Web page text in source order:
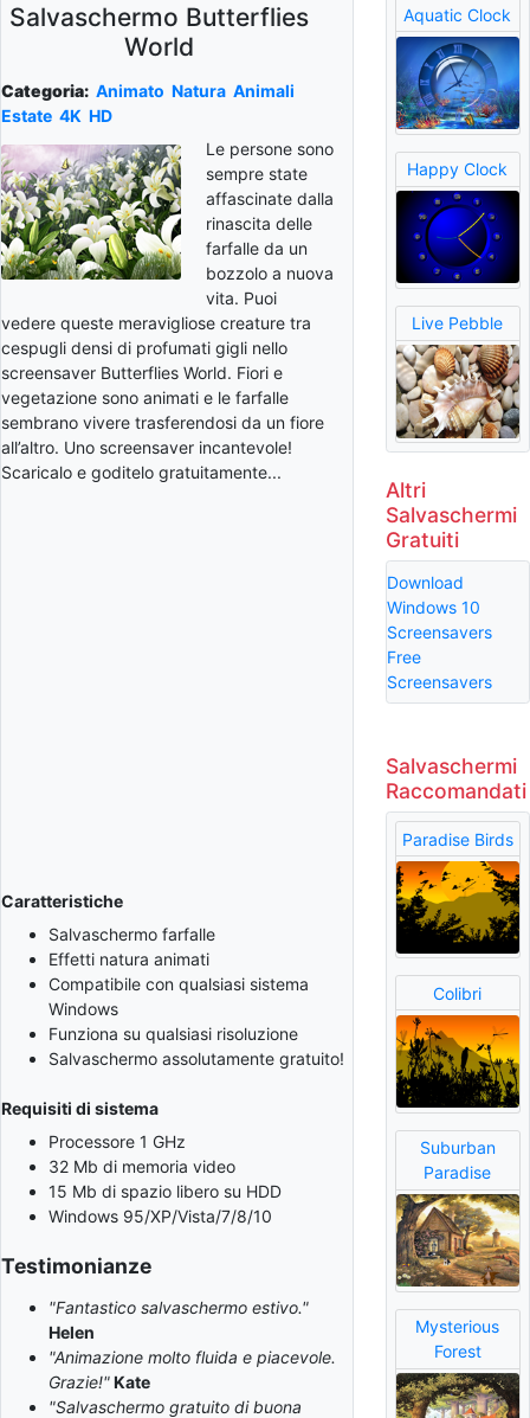
Salvaschermo Butterflies
World
Categoria: Animato Natura Animali
Estate 4K HD
Le persone sono
sempre state
affascinate dalla
rinascita delle
farfalle da un
bozzolo a nuova
vita. Puoi
vedere queste meravigliose creature tra
cespugli densi di profumati gigli nello
screensaver Butterflies World. Fiori e
vegetazione sono animati e le farfalle
sembrano vivere trasferendosi da un fiore
all’altro. Uno screensaver incantevole!
Scaricalo e goditelo gratuitamente...
Caratteristiche
Salvaschermo farfalle
Effetti natura animati
Compatibile con qualsiasi sistema
Windows
Funziona su qualsiasi risoluzione
Salvaschermo assolutamente gratuito!
Requisiti di sistema
Processore 1 GHz
32 Mb di memoria video
15 Mb di spazio libero su HDD
Windows 95/XP/Vista/7/8/10
Testimonianze
"Fantastico salvaschermo estivo."
Helen
"Animazione molto fluida e piacevole.
Grazie!"Kate
"Salvaschermo gratuito di buona
Aquatic Clock
Happy Clock
Live Pebble
Altri
Salvaschermi
Gratuiti
Download
Windows 10
Screensavers
Free
Screensavers
Salvaschermi
Raccomandati
Paradise Birds
Colibri
Suburban
Paradise
Mysterious
Forest